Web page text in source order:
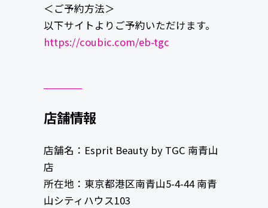
＜ご予約方法＞
以下サイトよりご予約いただけます。
https://coubic.com/eb-tgc
店舗情報
店舗名：Esprit Beauty by TGC 南青山
店
所在地：東京都港区南青山5-4-44 南青
山シティハウス103